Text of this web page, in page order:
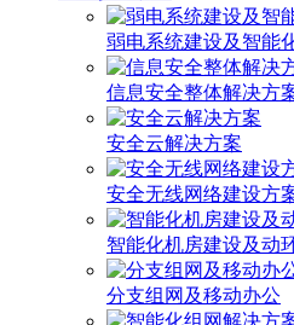
弱电系统建设及智能
信息安全整体解决方
安全云解决方案
安全无线网络建设方
智能化机房建设及动
分支组网及移动办公